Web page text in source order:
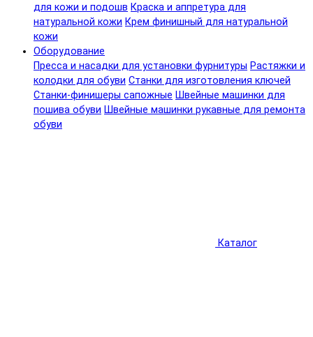
для кожи и подошв Краска и аппретура для
натуральной кожи Крем финишный для натуральной
кожи
Оборудование
Пресса и насадки для установки фурнитуры Растяжки и
колодки для обуви Станки для изготовления ключей
Станки-финишеры сапожные Швейные машинки для
пошива обуви Швейные машинки рукавные для ремонта
обуви
Каталог